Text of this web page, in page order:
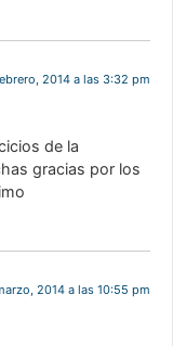
2014 a las 3:32 pm
de la
gracias por los
2014 a las 10:55 pm